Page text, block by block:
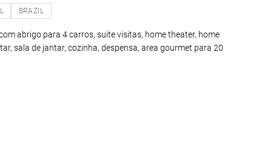
BRAZIL
abrigo para 4 carros, suite visitas, home theater, home
sala de jantar, cozinha, despensa, area gourmet para 20